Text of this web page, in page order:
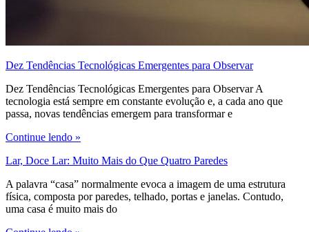
Dez Tendências Tecnológicas Emergentes para Observar
Dez Tendências Tecnológicas Emergentes para Observar A
tecnologia está sempre em constante evolução e, a cada ano que
passa, novas tendências emergem para transformar e
Continue lendo »
Lar, Doce Lar: Muito Mais do Que Quatro Paredes
A palavra “casa” normalmente evoca a imagem de uma estrutura
física, composta por paredes, telhado, portas e janelas. Contudo,
uma casa é muito mais do